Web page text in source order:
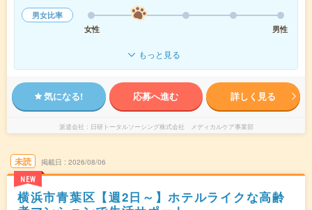
男女比率
女性
男性
もっと見る
気になる! 応募へ進む 詳しく見る
派遣会社 日研トータルソーシング株式会社 メディカルケア事業部
未読
NEW
掲載日 2026/08/06
横浜市青葉区【週2日～】ホテルライクな高齢